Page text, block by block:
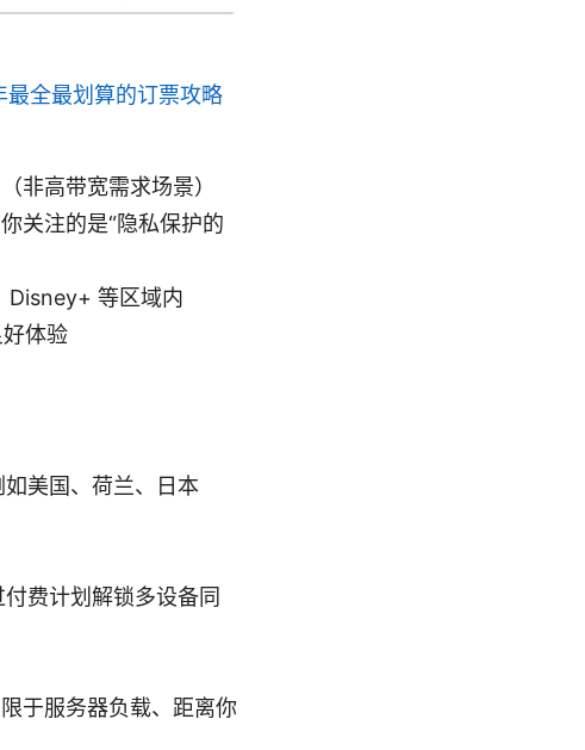
全最划算的订票攻略
非高带宽需求场景）
关注的是“隐私保护的
Disney+ 等区域内
体验
美国、荷兰、日本
费计划解锁多设备同
于服务器负载、距离你